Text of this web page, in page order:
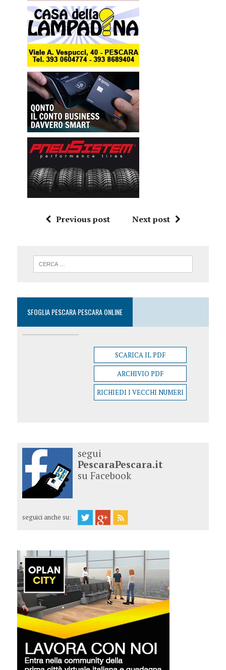
Previous post Next post
SFOGLIA PESCARA PESCARA ONLINE
SCARICA IL PDF
ARCHIVIO PDF
RICHIEDI I VECCHI NUMERI
segui
PescaraPescara.it
su Facebook
seguici anche su: